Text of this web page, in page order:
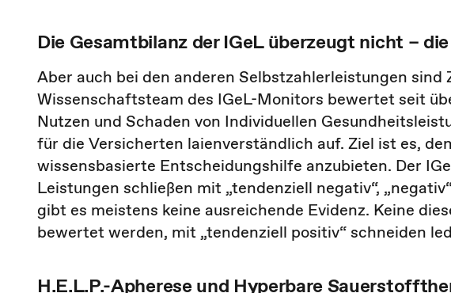
Die Gesamtbilanz der IGeL überzeugt nicht –
Aber auch bei den anderen Selbstzahlerleistungen sind
Wissenschaftsteam des IGeL-Monitors bewertet seit
Nutzen und Schaden von Individuellen
für die Versicherten laienverständlich auf. Ziel ist es,
wissensbasierte Entscheidungshilfe anzubieten. Der
Leistungen schließen mit „tendenziell negativ“,
gibt es meistens keine ausreichende Evidenz. Keine
bewertet werden, mit „tendenziell positiv“ schneiden
H.E.L.P.-Apherese und Hyperbare